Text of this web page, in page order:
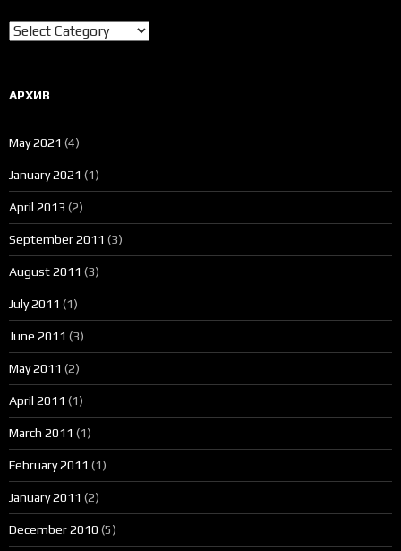
Категории
АРХИВ
May 2021 (4)
January 2021 (1)
April 2013 (2)
September 2011 (3)
August 2011 (3)
July 2011 (1)
June 2011 (3)
May 2011 (2)
April 2011 (1)
March 2011 (1)
February 2011 (1)
January 2011 (2)
December 2010 (5)